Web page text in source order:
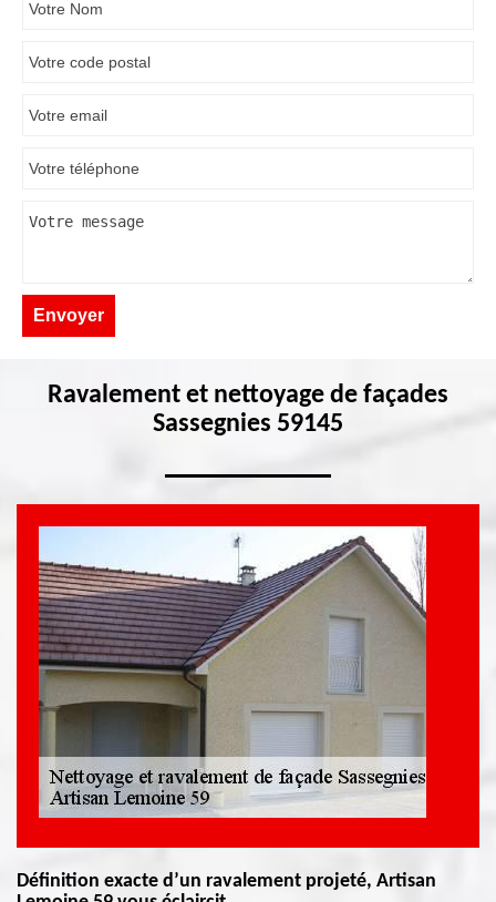
Ravalement et nettoyage de façades
Sassegnies 59145
Définition exacte d’un ravalement projeté, Artisan